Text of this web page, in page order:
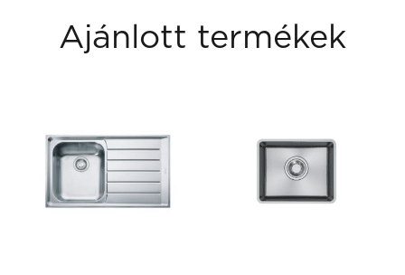
Ajánlott termékek